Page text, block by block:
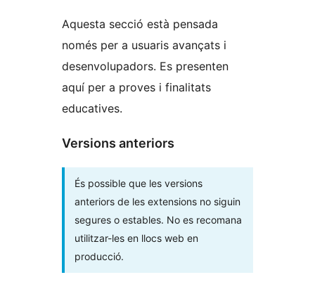
Aquesta secció està pensada
només per a usuaris avançats i
desenvolupadors. Es presenten
aquí per a proves i finalitats
educatives.
Versions anteriors
És possible que les versions
anteriors de les extensions no siguin
segures o estables. No es recomana
utilitzar-les en llocs web en
producció.